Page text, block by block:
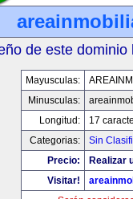
de este
Mayusculas:
Minusculas:
Longitud:
17
Categorias:
Sin
Precio:
Realizar
Visitar!